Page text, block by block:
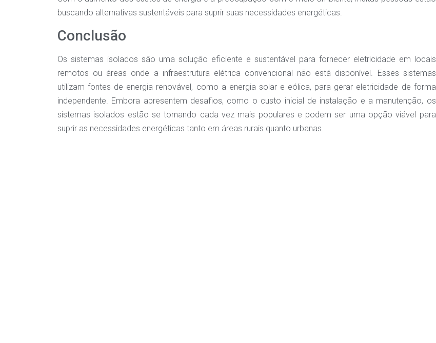
buscando alternativas sustentáveis para suprir suas necessidades energéticas.
Conclusão
Os sistemas isolados são uma solução eficiente e sustentável para fornecer eletricidade em locais
remotos ou áreas onde a infraestrutura elétrica convencional não está disponível. Esses sistemas
utilizam fontes de energia renovável, como a energia solar e eólica, para gerar eletricidade de forma
independente. Embora apresentem desafios, como o custo inicial de instalação e a manutenção, os
sistemas isolados estão se tornando cada vez mais populares e podem ser uma opção viável para
suprir as necessidades energéticas tanto em áreas rurais quanto urbanas.